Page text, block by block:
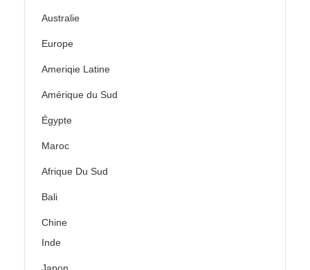
Australie
Europe
Ameriqie Latine
Amérique du Sud
Égypte
Maroc
Afrique Du Sud
Bali
Chine
Inde